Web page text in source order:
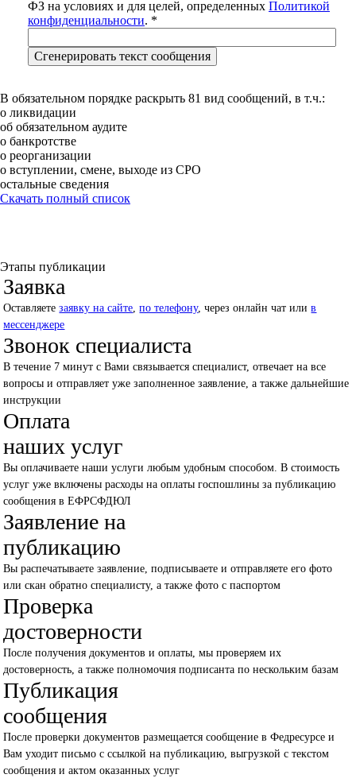
ФЗ на условиях и для целей, определенных Политикой
конфиденциальности. *
В обязательном порядке раскрыть 81 вид сообщений, в т.ч.:
о ликвидации
об обязательном аудите
о банкротстве
о реорганизации
о вступлении, смене, выходе из СРО
остальные сведения
Скачать полный список
Этапы публикации
Заявка
Оставляетезаявку на сайте,по телефону, через онлайн чат илив
мессенджере
Звонок специалиста
В течение 7 минут с Вами связывается специалист, отвечает на все
вопросы и отправляет уже заполненное заявление, а также дальнейшие
инструкции
Оплата
наших услуг
Вы оплачиваете наши услуги любым удобным способом. В стоимость
услуг уже включены расходы на оплаты госпошлины за публикацию
сообщения в ЕФРСФДЮЛ
Заявление на
публикацию
Вы распечатываете заявление, подписываете и отправляете его фото
или скан обратно специалисту, а также фото с паспортом
Проверка
достоверности
После получения документов и оплаты, мы проверяем их
достоверность, а также полномочия подписанта по нескольким базам
Публикация
сообщения
После проверки документов размещается сообщение в Федресурсе и
Вам уходит письмо с ссылкой на публикацию, выгрузкой с текстом
сообщения и актом оказанных услуг